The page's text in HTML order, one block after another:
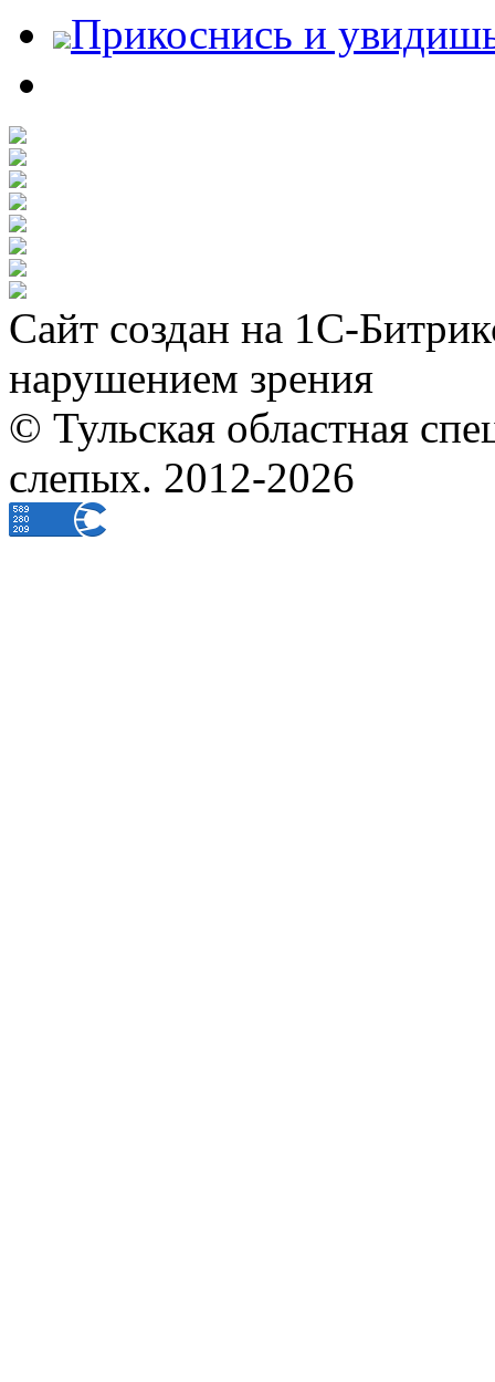
Прикоснись и
Сайт создан на 1С-
нарушением зрения
© Тульская областная
слепых. 2012-2026